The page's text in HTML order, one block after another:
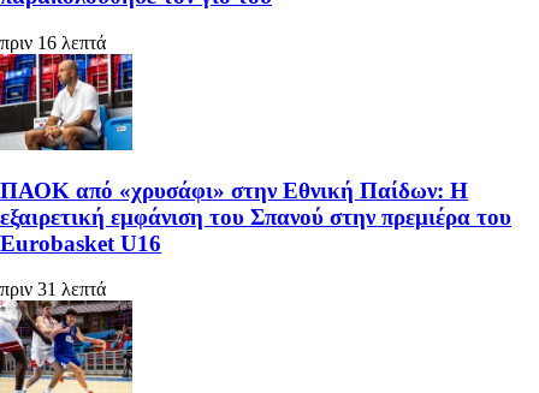
πριν 16 λεπτά
ΠΑΟΚ από «χρυσάφι» στην Εθνική Παίδων: Η
εξαιρετική εμφάνιση του Σπανού στην πρεμιέρα του
Eurobasket U16
πριν 31 λεπτά